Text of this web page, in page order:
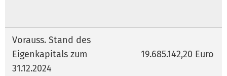
Vorauss. Stand des
Eigenkapitals zum
31.12.2024
19.685.142,20 Euro